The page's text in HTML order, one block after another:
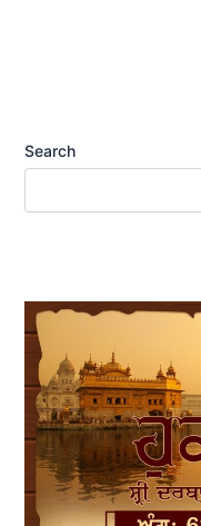
Search